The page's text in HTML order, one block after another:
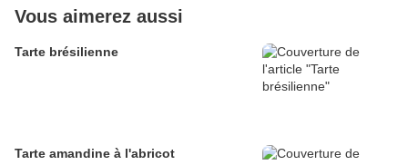
Vous aimerez aussi
Tarte brésilienne
Tarte amandine à l'abricot